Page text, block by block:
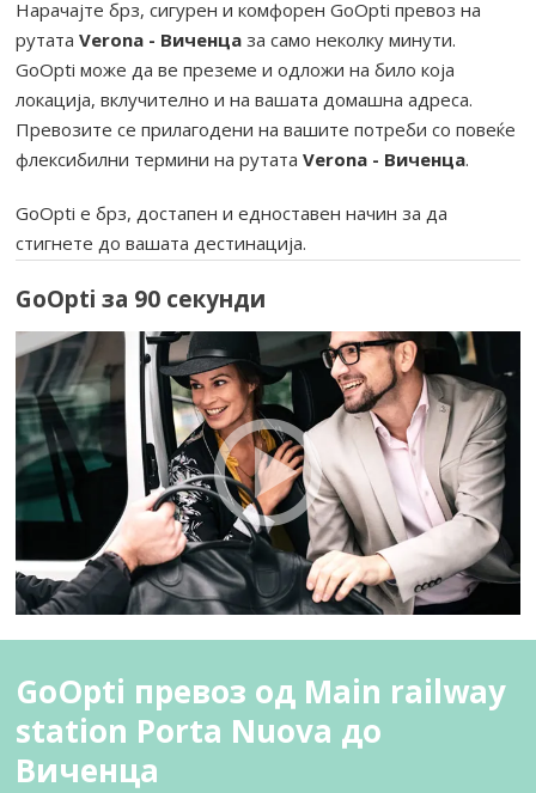
Нарачајте брз, сигурен и комфорен GoOpti превоз на
рутатаVerona - Виченца за само неколку минути.
GoOpti може да ве преземе и одложи на било која
локација, вклучително и на вашата домашна адреса.
Превозите се прилагодени на вашите потреби со повеќе
флексибилни термини на рутатаVerona - Виченца.
GoOpti е брз, достапен и едноставен начин за да
стигнете до вашата дестинација.
GoOpti за 90 секунди
GoOpti превоз од Main railway
station Porta Nuova до
Виченца